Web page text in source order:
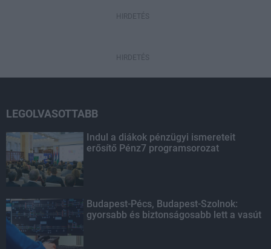
HIRDETÉS
HIRDETÉS
LEGOLVASOTTABB
Indul a diákok pénzügyi ismereteit
erősítő Pénz7 programsorozat
Budapest-Pécs, Budapest-Szolnok:
gyorsabb és biztonságosabb lett a vasút